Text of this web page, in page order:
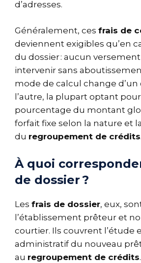
d’adresses.
Généralement, ces frais de
deviennent exigibles qu’en
du dossier : aucun
intervenir sans
mode de calcul change d’un
l’autre, la plupart optant
pourcentage du montant
forfait fixe selon la nature et
du regroupement de crédits
À quoi
de dossier ?
Les frais de dossier, eux,
l’établissement prêteur et
courtier. Ils couvrent l’étude
administratif du nouveau
au regroupement de crédits